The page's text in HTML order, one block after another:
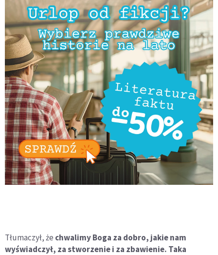
Tłumaczył, że chwalimy Boga za dobro, jakie nam
wyświadczył, za stworzenie i za zbawienie. Taka